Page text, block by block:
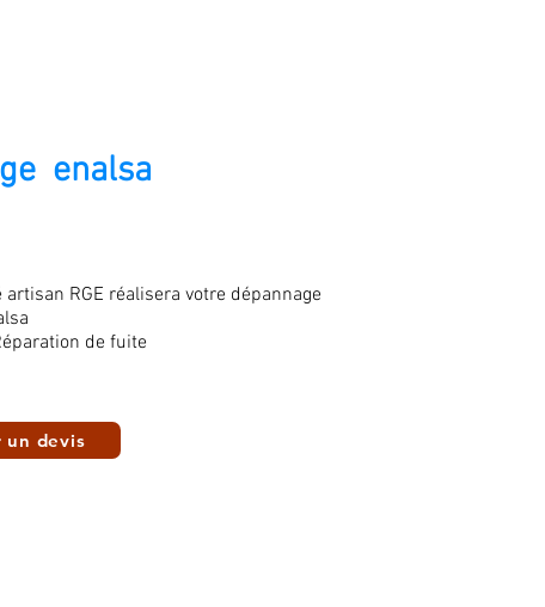
enalsa
RGE réalisera votre dépannage
de fuite
un devis